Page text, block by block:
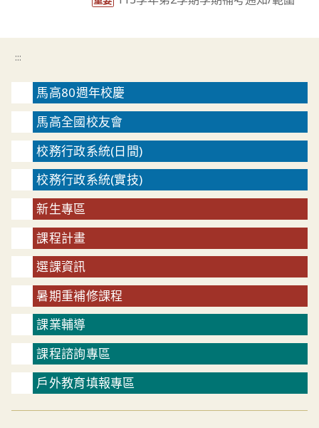
:::
馬高80週年校慶
馬高全國校友會
校務行政系統(日間)
校務行政系統(實技)
新生專區
課程計畫
選課資訊
暑期重補修課程
課業輔導
課程諮詢專區
戶外教育填報專區